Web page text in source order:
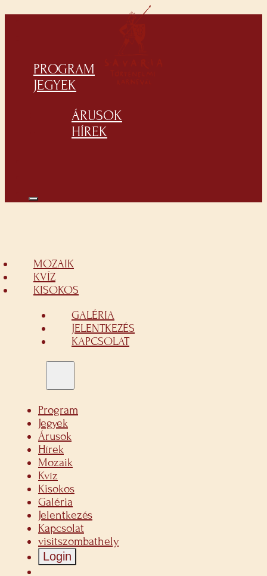
PROGRAM
JEGYEK
ÁRUSOK
HÍREK
MOZAIK
KVÍZ
KISOKOS
GALÉRIA
JELENTKEZÉS
KAPCSOLAT
Program
Jegyek
Árusok
Hírek
Mozaik
Kvíz
Kisokos
Galéria
Jelentkezés
Kapcsolat
visitszombathely
Login